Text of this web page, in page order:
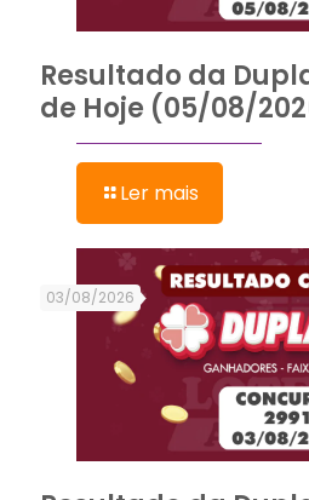
Resultado da
de Hoje (05/08/
Ler mais
03/08/2026